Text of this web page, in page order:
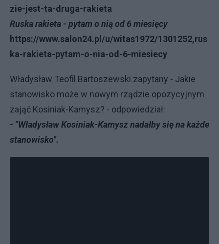
zie-jest-ta-druga-rakieta
Ruska rakieta - pytam o nią od 6 miesięcy
https://www.salon24.pl/u/witas1972/1301252,rus
ka-rakieta-pytam-o-nia-od-6-miesiecy
Władysław Teofil Bartoszewski zapytany - Jakie
stanowisko może w nowym rządzie opozycyjnym
zająć Kosiniak-Kamysz? - odpowiedział:
- "Władysław Kosiniak-Kamysz nadałby się na każde
stanowisko".